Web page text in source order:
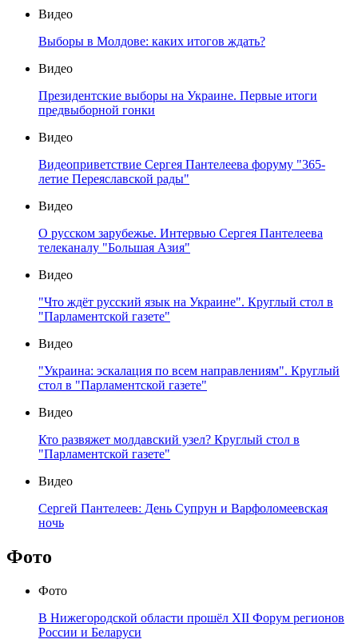
Видео
Выборы в Молдове: каких итогов ждать?
Видео
Президентские выборы на Украине. Первые итоги
предвыборной гонки
Видео
Видеоприветствие Сергея Пантелеева форуму "365-
летие Переяславской рады"
Видео
О русском зарубежье. Интервью Сергея Пантелеева
телеканалу "Большая Азия"
Видео
"Что ждёт русский язык на Украине". Круглый стол в
"Парламентской газете"
Видео
"Украина: эскалация по всем направлениям". Круглый
стол в "Парламентской газете"
Видео
Кто развяжет молдавский узел? Круглый стол в
"Парламентской газете"
Видео
Сергей Пантелеев: День Супрун и Варфоломеевская
ночь
Фото
Фото
В Нижегородской области прошёл XII Форум регионов
России и Беларуси